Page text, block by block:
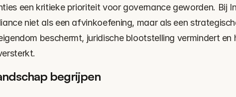
een kritieke prioriteit voor governance geworden. Bij
niet als een afvinkoefening, maar als een
beschermt, juridische blootstelling vermindert en
begrijpen